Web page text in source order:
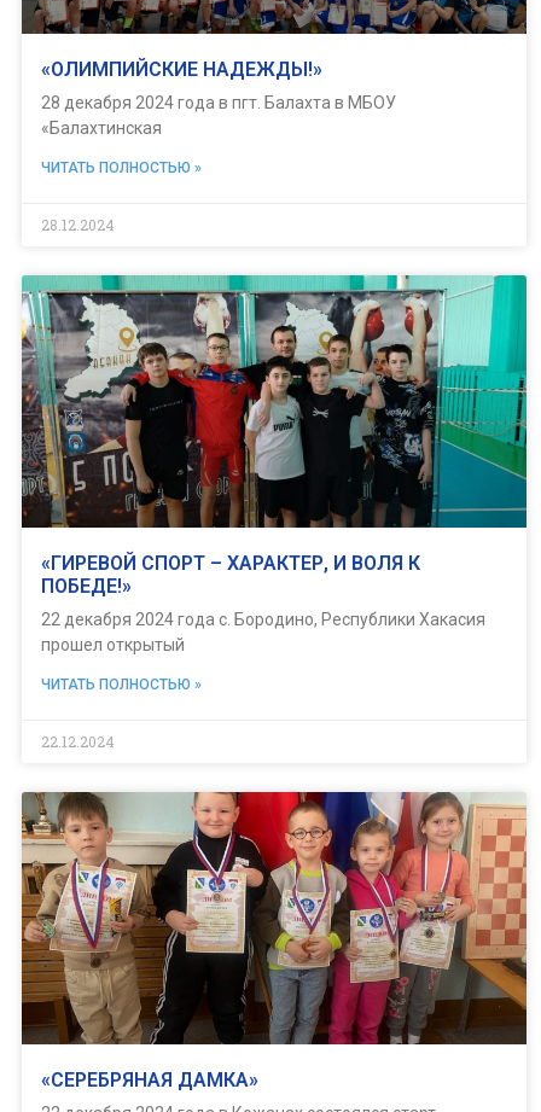
«ОЛИМПИЙСКИЕ НАДЕЖДЫ!»
28 декабря 2024 года в пгт. Балахта в МБОУ
«Балахтинская
ЧИТАТЬ ПОЛНОСТЬЮ »
28.12.2024
«ГИРЕВОЙ СПОРТ – ХАРАКТЕР, И ВОЛЯ К
ПОБЕДЕ!»
22 декабря 2024 года с. Бородино, Республики Хакасия
прошел открытый
ЧИТАТЬ ПОЛНОСТЬЮ »
22.12.2024
«СЕРЕБРЯНАЯ ДАМКА»